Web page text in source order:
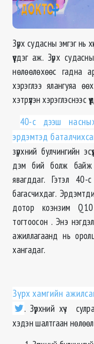
Зүрх судасны эмгэг нь
үүсдэг аж. Зүрх
нөлөөлөхөөс гадна
хэрэглээ ялангуяа
хэтрүүлэн хэрэглэснээс
40-с дээш
эрдэмтэд
зүрхний булчингийн
дэм бий болж байж
явагддаг. Гэтэл
багасчихдаг.
дотор коэнзим
тогтоосон . Энэ
ажиллагаанд нь
хангадаг.
Зүрх хамгийн
. Зүрхний хүч
хэдэн шалтгаан